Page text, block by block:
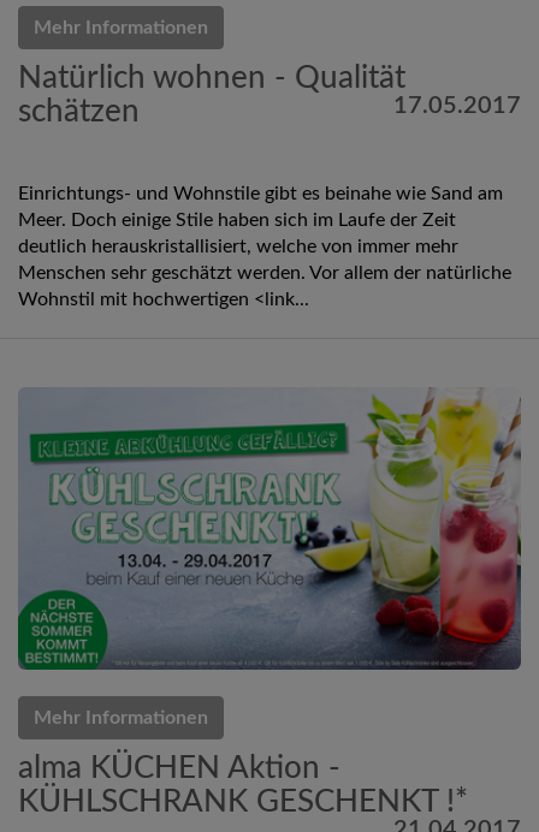
Mehr Informationen
Natürlich wohnen - Qualität
schätzen
17.05.2017
Einrichtungs- und Wohnstile gibt es beinahe wie Sand am
Meer. Doch einige Stile haben sich im Laufe der Zeit
deutlich herauskristallisiert, welche von immer mehr
Menschen sehr geschätzt werden. Vor allem der natürliche
Wohnstil mit hochwertigen <link...
Mehr Informationen
alma KÜCHEN Aktion -
KÜHLSCHRANK GESCHENKT !*